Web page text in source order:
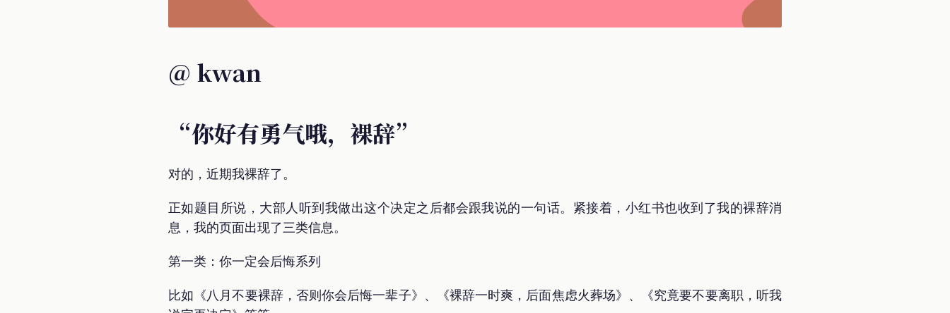
@ kwan
“你好有勇气哦，裸辞”
对的，近期我裸辞了。
正如题目所说，大部人听到我做出这个决定之后都会跟我说的一句话。紧接着，小红书也收到了我的裸辞消
息，我的页面出现了三类信息。
第一类：你一定会后悔系列
比如《八月不要裸辞，否则你会后悔一辈子》、《裸辞一时爽，后面焦虑火葬场》、《究竟要不要离职，听我